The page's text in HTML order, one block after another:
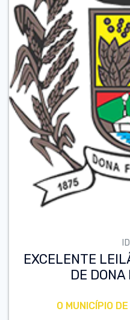
EXCELENTE
DE
O MUNICÍPIO